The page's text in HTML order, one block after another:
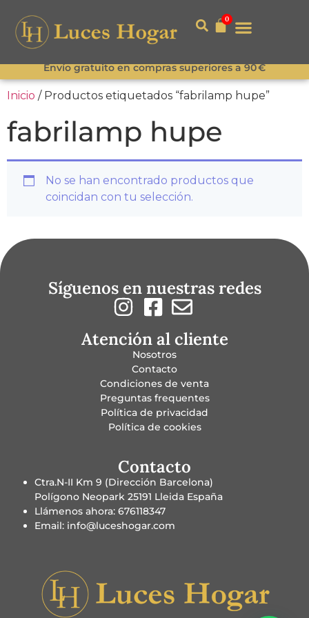
0
Envío gratuito en compras superiores a 90 €
Inicio / Productos etiquetados “fabrilamp hupe”
fabrilamp hupe
No se han encontrado productos que
coincidan con tu selección.
Síguenos en nuestras redes
Atención al cliente
Nosotros
Contacto
Condiciones de venta
Preguntas frequentes
Política de privacidad
Política de cookies
Contacto
Ctra.N-II Km 9 (Dirección Barcelona)
Polígono Neopark 25191 Lleida España
Llámenos ahora: 676118347
Email: info@luceshogar.com